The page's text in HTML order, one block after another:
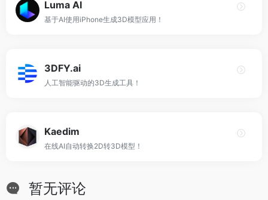
Luma AI
基于AI使用iPhone生成3D模型应用！
3DFY.ai
人工智能驱动的3D生成工具！
Kaedim
在线AI自动转换2D转3D模型！
暂无评论